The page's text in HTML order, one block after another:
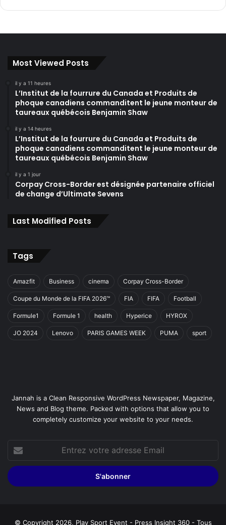
Most Viewed Posts
il y a 11 heures
L’Institut de la fourrure du Canada et Produits de
phoque canadiens commanditent le jeune monteur de
taureaux québécois Benjamin Shaw
il y a 14 heures
L’Institut de la fourrure du Canada et Produits de
phoque canadiens commanditent le jeune monteur de
taureaux québécois Benjamin Shaw
il y a 1 jour
Corpay Cross-Border est désignée partenaire officiel
de change d’Ultimate Sevens
Last Modified Posts
Tags
Amazfit Business cinema Corpay Cross-Border
Coupe du Monde de la FIFA 2026™ FIA FIFA Football
Formule1 Formule 1 health Hyperice HYROX
JO 2024 Lenovo PARIS GAMES WEEK PUMA sport
Jannah is a Clean Responsive WordPress Newspaper, Magazine,
News and Blog theme. Packed with options that allow you to
completely customize your website to your needs.
votre
adresse
Email
© Copyright 2026, Play Sport Event - Press Insight 360 - Tous